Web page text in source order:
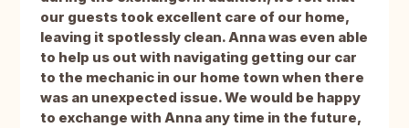
our guests took excellent care of our home,
leaving it spotlessly clean. Anna was even able
to help us out with navigating getting our car
to the mechanic in our home town when there
was an unexpected issue. We would be happy
to exchange with Anna any time in the future,